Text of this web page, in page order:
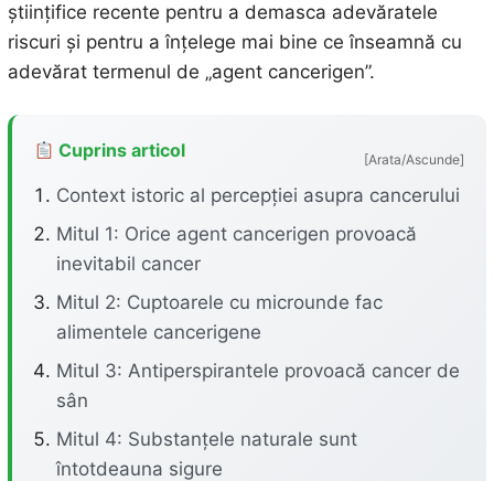
științifice recente pentru a demasca adevăratele
riscuri și pentru a înțelege mai bine ce înseamnă cu
adevărat termenul de „agent cancerigen”.
Cuprins articol [Arata/Ascunde]
Context istoric al percepției asupra cancerului
Mitul 1: Orice agent cancerigen provoacă
inevitabil cancer
Mitul 2: Cuptoarele cu microunde fac
alimentele cancerigene
Mitul 3: Antiperspirantele provoacă cancer de
sân
Mitul 4: Substanțele naturale sunt
întotdeauna sigure